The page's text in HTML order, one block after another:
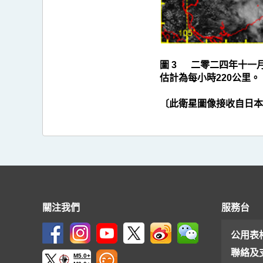
圖 3 二零二四年十一月
估計為每小時220公里。
〔此衛星圖像接收自日
關注我們
M5.0+
服務台
公用表
聯絡及